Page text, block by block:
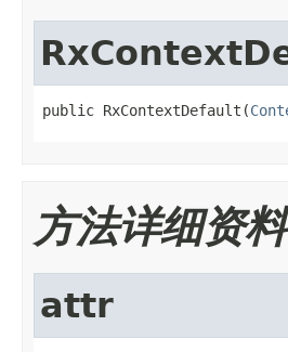
public RxContextDefault(
方法详细资料
attr